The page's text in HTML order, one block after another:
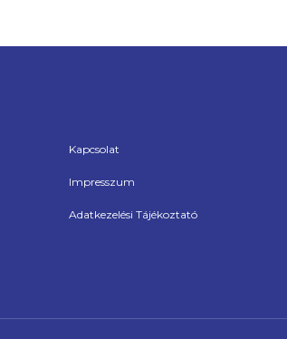
Kapcsolat
Impresszum
Adatkezelési Tájékoztató